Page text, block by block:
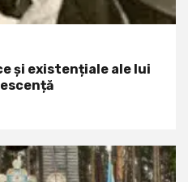
și existențiale ale lui